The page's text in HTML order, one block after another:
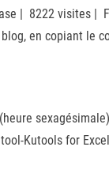
| 8222 visites |
en copiant le
Kutools for